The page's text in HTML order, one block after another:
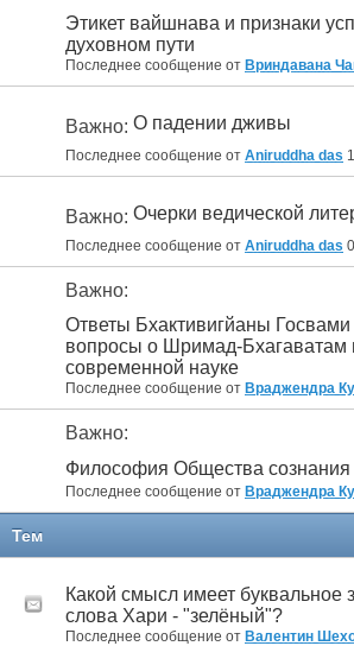
Этикет вайшнава и признаки
духовном пути
Последнее сообщение от Вриндавана
Важно: О падении дживы
Последнее сообщение от Aniruddha das
Важно: Очерки ведической
Последнее сообщение от Aniruddha das
Важно:
Ответы Бхактивигйаны Госвами
вопросы о Шримад-Бхагаватам
современной науке
Последнее сообщение от Враджендра
Важно:
Философия Общества
Последнее сообщение от Враджендра
Тем
Какой смысл имеет буквальное
слова Хари - "зелёный"?
Последнее сообщение от Валентин